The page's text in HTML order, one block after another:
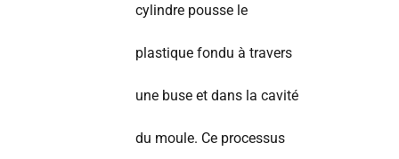
cylindre pousse le
plastique fondu à travers
une buse et dans la cavité
du moule. Ce processus